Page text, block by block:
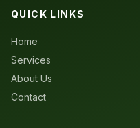
QUICK LINKS
Home
Services
About Us
Contact